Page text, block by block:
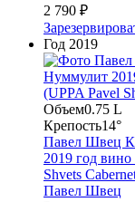
2 790 ₽
Год 2019
Объем0.75 L
Крепость14°
Павел Швец
2019 год
Shvets
Павел Швец